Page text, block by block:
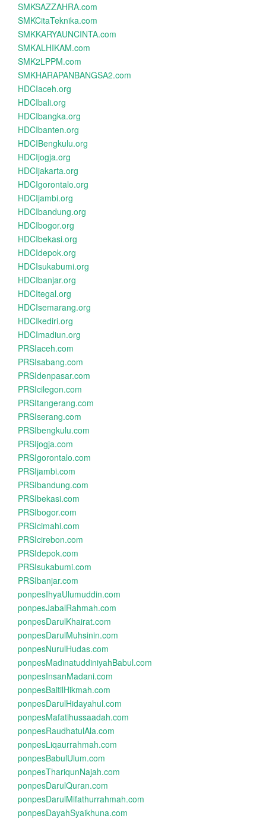
SMKSAZZAHRA.com
SMKCitaTeknika.com
SMKKARYAUNCINTA.com
SMKALHIKAM.com
SMK2LPPM.com
SMKHARAPANBANGSA2.com
HDCIaceh.org
HDCIbali.org
HDCIbangka.org
HDCIbanten.org
HDCIBengkulu.org
HDCIjogja.org
HDCIjakarta.org
HDCIgorontalo.org
HDCIjambi.org
HDCIbandung.org
HDCIbogor.org
HDCIbekasi.org
HDCIdepok.org
HDCIsukabumi.org
HDCIbanjar.org
HDCItegal.org
HDCIsemarang.org
HDCIkediri.org
HDCImadiun.org
PRSIaceh.com
PRSIsabang.com
PRSIdenpasar.com
PRSIcilegon.com
PRSItangerang.com
PRSIserang.com
PRSIbengkulu.com
PRSIjogja.com
PRSIgorontalo.com
PRSIjambi.com
PRSIbandung.com
PRSIbekasi.com
PRSIbogor.com
PRSIcimahi.com
PRSIcirebon.com
PRSIdepok.com
PRSIsukabumi.com
PRSIbanjar.com
ponpesIhyaUlumuddin.com
ponpesJabalRahmah.com
ponpesDarulKhairat.com
ponpesDarulMuhsinin.com
ponpesNurulHudas.com
ponpesMadinatuddiniyahBabul.com
ponpesInsanMadani.com
ponpesBaitilHikmah.com
ponpesDarulHidayahul.com
ponpesMafatihussaadah.com
ponpesRaudhatulAla.com
ponpesLiqaurrahmah.com
ponpesBabulUlum.com
ponpesThariqunNajah.com
ponpesDarulQuran.com
ponpesDarulMifathurrahmah.com
ponpesDayahSyaikhuna.com